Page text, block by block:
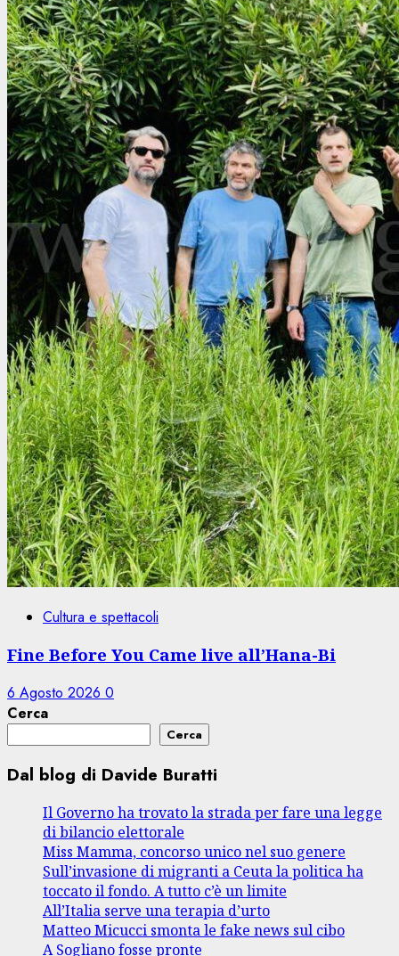
Cultura e spettacoli
Fine Before You Came live all’Hana-Bi
6 Agosto 2026 0
Cerca
Cerca
Dal blog di Davide Buratti
Il Governo ha trovato la strada per fare una legge
di bilancio elettorale
Miss Mamma, concorso unico nel suo genere
Sull’invasione di migranti a Ceuta la politica ha
toccato il fondo. A tutto c’è un limite
All’Italia serve una terapia d’urto
Matteo Micucci smonta le fake news sul cibo
A Sogliano fosse pronte